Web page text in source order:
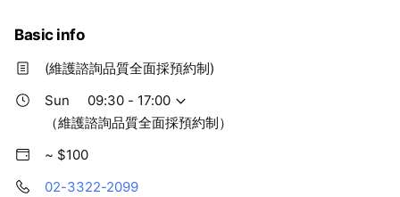
Basic info
(維護諮詢品質全面採預約制)
Sun
09:30 - 17:00
（維護諮詢品質全面採預約制）
~ $100
02-3322-2099